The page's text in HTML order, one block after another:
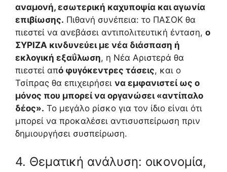
αναμονή, εσωτερική καχυποψία και αγωνία
επιβίωσης. Πιθανή συνέπεια: το ΠΑΣΟΚ θα
πιεστεί να ανεβάσει αντιπολιτευτική ένταση, ο
ΣΥΡΙΖΑ κινδυνεύει με νέα διάσπαση ή
εκλογική εξαΰλωση, η Νέα Αριστερά θα
πιεστεί από φυγόκεντρες τάσεις, και ο
Τσίπρας θα επιχειρήσει να εμφανιστεί ως ο
μόνος που μπορεί να οργανώσει «αντίπαλο
δέος». Το μεγάλο ρίσκο για τον ίδιο είναι ότι
μπορεί να προκαλέσει αντισυσπείρωση πριν
δημιουργήσει συσπείρωση.
4. Θεματική ανάλυση: οικονομία,